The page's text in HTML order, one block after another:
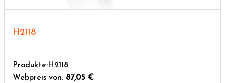
H2118
Produkte:H2118
Webpreis von: 87,05 €